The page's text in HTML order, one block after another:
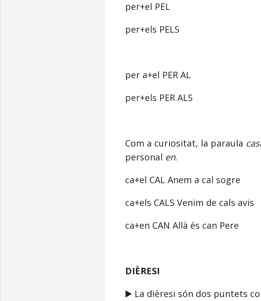
per+el PEL
per+els PELS
per a+el PER AL
per+els PER ALS
Com a curiositat, la paraula
personal en.
ca+el CAL Anem a cal sogre
ca+els CALS Venim de cals avis
ca+en CAN Allà és can Pere
DIÈRESI
▶️ La dièresi són dos puntets